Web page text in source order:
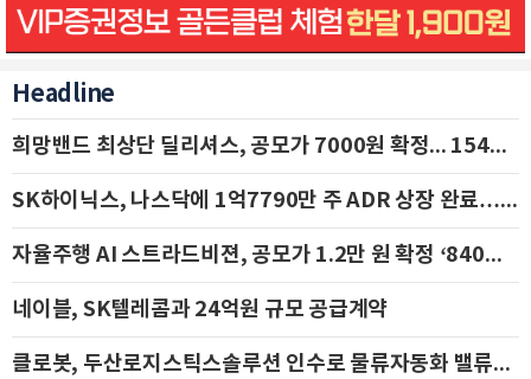
Headline
희망밴드 최상단 딜리셔스, 공모가 7000원 확정... 154억 규모 IPO 돌입
SK하이닉스, 나스닥에 1억7790만 주 ADR 상장 완료…29일 국내 추가 상장
자율주행 AI 스트라드비젼, 공모가 1.2만 원 확정 ‘840억 수혈’
네이블, SK텔레콤과 24억원 규모 공급계약
클로봇, 두산로지스틱스솔루션 인수로 물류자동화 밸류체인 확장 추진 - IBK투자증권